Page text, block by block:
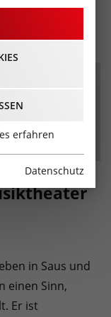
Uhr
in Saus und
einen Sinn,
Er ist
erfahren
Datenschutz